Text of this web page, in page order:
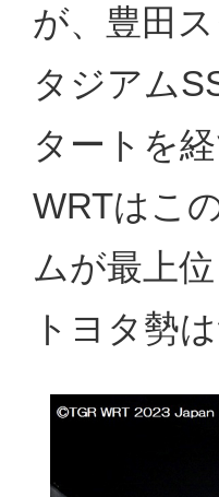
が、豊田
タジアム
タートを
WRTはこ
ムが最上
トヨタ勢